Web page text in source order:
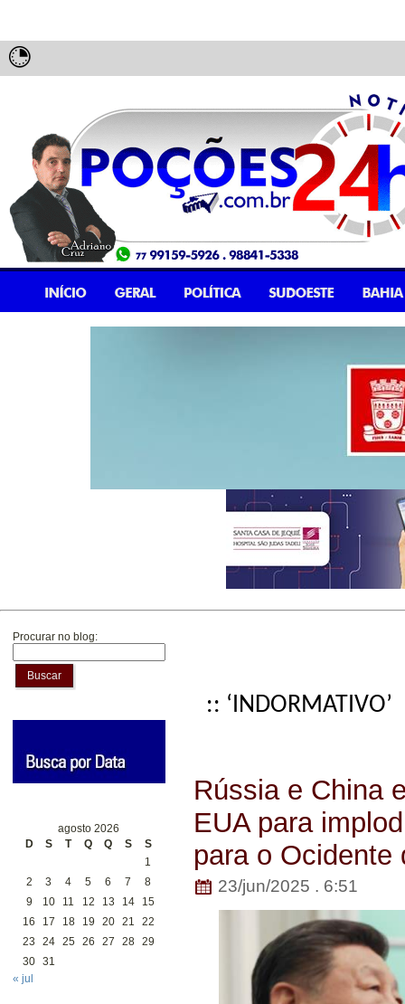
Procurar no blog:
Buscar
agosto 2026
D
S T Q Q S
S
1
2
3 4 5 6 7
8
9
10 11 12 13 14
15
16
17 18 19 20 21
22
23
24 25 26 27 28 29
30 31
« jul
:: ‘INDORMATIVO’
Rússia e China
EUA para
para o Ocidente
23/jun/2025 . 6:51